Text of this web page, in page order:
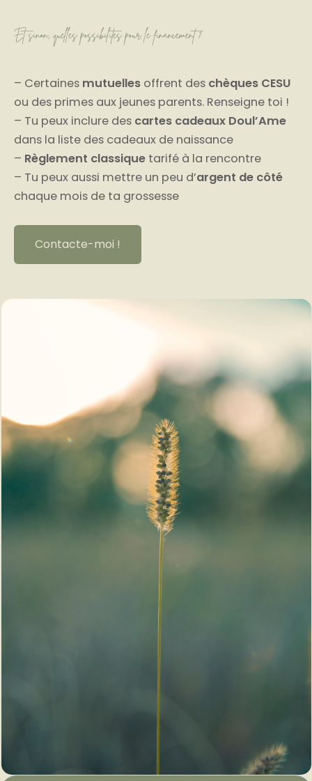
Et sinon, quelles possibilités pour le financement ?
– Certaines mutuelles offrent des chèques CESU
ou des primes aux jeunes parents. Renseigne toi !
– Tu peux inclure des cartes cadeaux Doul’Ame
dans la liste des cadeaux de naissance
– Règlement classique tarifé à la rencontre
– Tu peux aussi mettre un peu d’argent de côté
chaque mois de ta grossesse
Contacte-moi !